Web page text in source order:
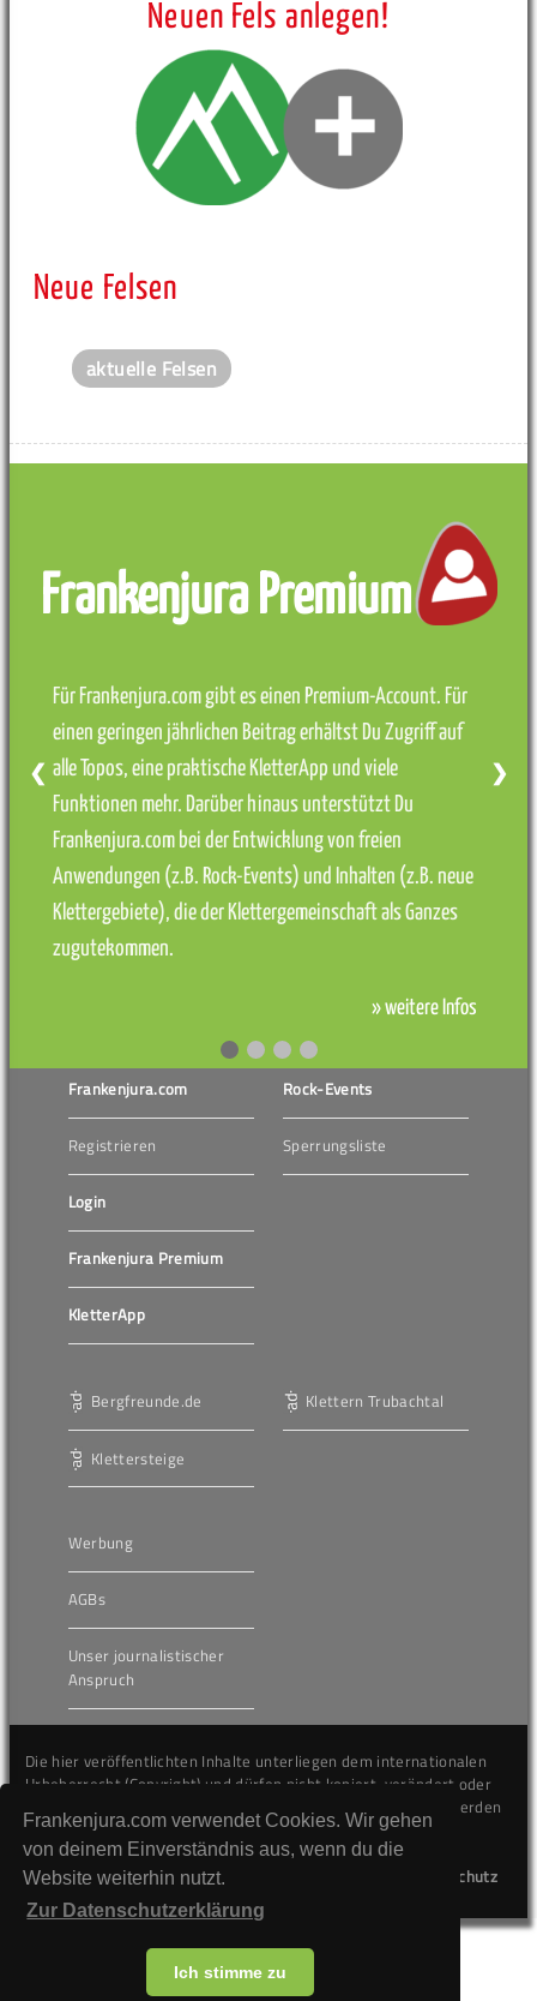
Frankenjura.com verwendet Cookies. Wir gehen
von deinem Einverständnis aus, wenn du die
Website weiterhin nutzt.
Zur Datenschutzerklärung
Ich stimme zu
Neuen Fels anlegen!
Neue Felsen
aktuelle Felsen
Frankenjura Premium
Für Frankenjura.com gibt es einen Premium-Account. Für
einen geringen jährlichen Beitrag erhältst Du Zugriff auf
alle Topos, eine praktische KletterApp und viele
Funktionen mehr. Darüber hinaus unterstützt Du
Frankenjura.com bei der Entwicklung von freien
Anwendungen (z.B. Rock-Events) und Inhalten (z.B. neue
Klettergebiete), die der Klettergemeinschaft als Ganzes
zugutekommen.
» weitere Infos
❮ ❯
Frankenjura.com
Registrieren
Login
Frankenjura Premium
KletterApp
Rock-Events
Sperrungsliste
Bergfreunde.de
Klettersteige
Klettern Trubachtal
Werbung
AGBs
Unser journalistischer
Anspruch
Die hier veröffentlichten Inhalte unterliegen dem internationalen
Urheberrecht (Copyright) und dürfen nicht kopiert, verändert oder
unverändert wiederveröffentlicht werden. Gegen Verstöße werden
wir auf juristischem Wege vorgehen.
Datenschutz